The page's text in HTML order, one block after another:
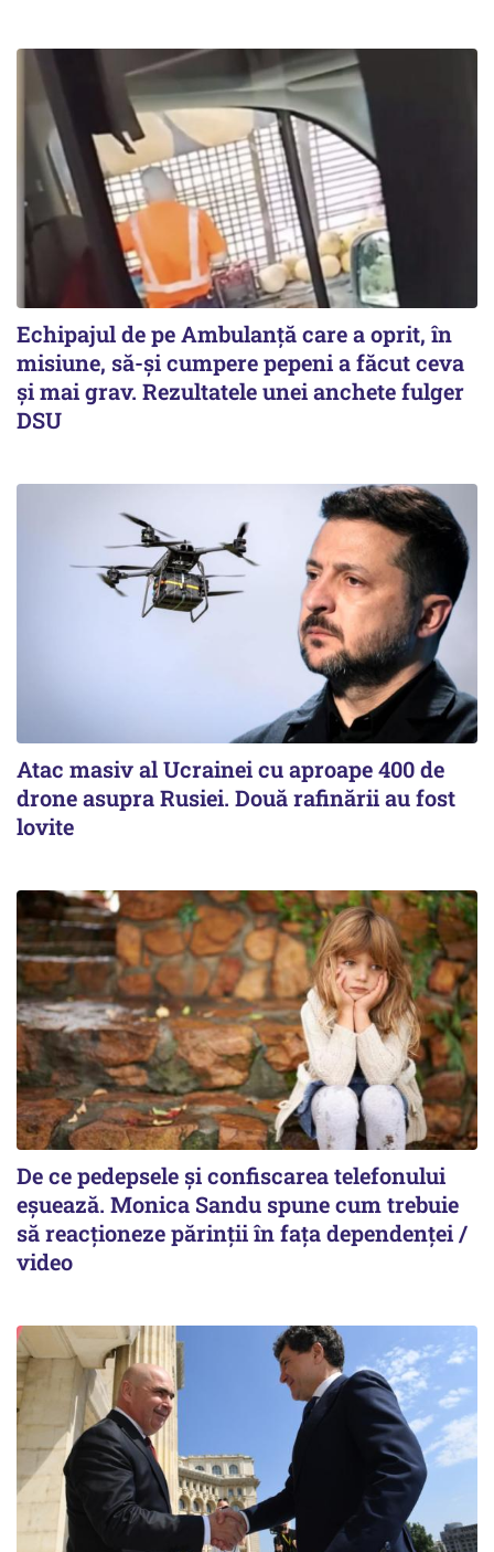
Echipajul de pe Ambulanță care a oprit, în
misiune, să-și cumpere pepeni a făcut ceva
și mai grav. Rezultatele unei anchete fulger
DSU
Atac masiv al Ucrainei cu aproape 400 de
drone asupra Rusiei. Două rafinării au fost
lovite
De ce pedepsele și confiscarea telefonului
eșuează. Monica Sandu spune cum trebuie
să reacționeze părinții în fața dependenței /
video